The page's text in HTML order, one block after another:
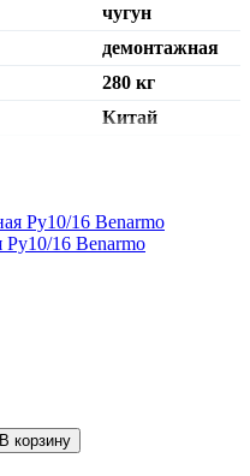
чугун
демонтажная
280 кг
Китай
трубы
700
16 Benarmo
В корзину